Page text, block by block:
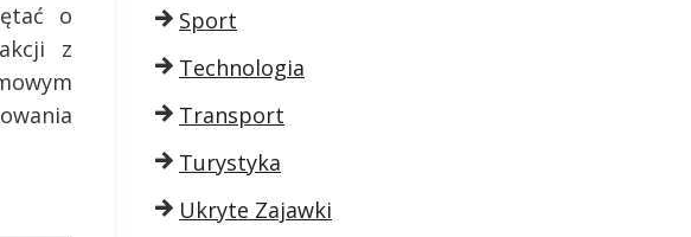
o
z
Sport
Technologia
Transport
Turystyka
Ukryte Zajawki